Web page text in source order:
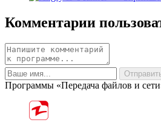
Комментарии
Программы «Передача файлов и